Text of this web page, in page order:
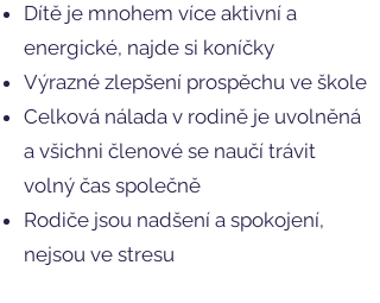
Dítě je mnohem více aktivní a
energické, najde si koníčky
Výrazné zlepšení prospěchu ve škole
Celková nálada v rodině je uvolněná
a všichni členové se naučí trávit
volný čas společně
Rodiče jsou nadšení a spokojení,
nejsou ve stresu